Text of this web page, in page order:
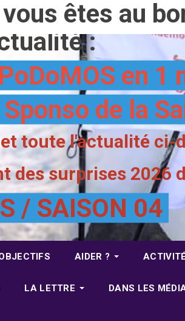
êtes au
:
en 1
de la
toute l'actualité ci-
des surprises 2026
/ SAISON 04
AIDER ?
LA LETTRE DANS LES